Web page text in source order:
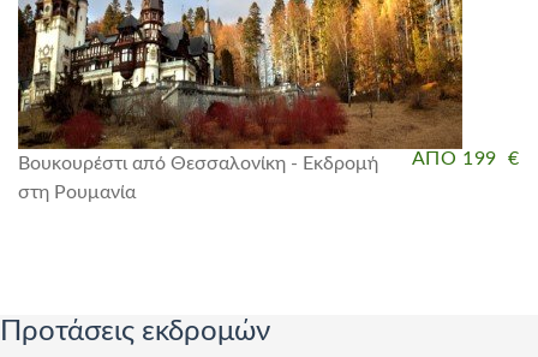
ΑΠΟ 199 €
Βουκουρέστι από Θεσσαλονίκη - Εκδρομή
στη Ρουμανία
Προτάσεις εκδρομών